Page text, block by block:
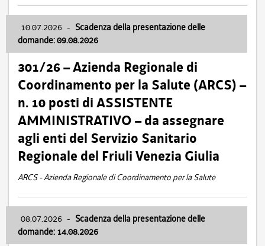
10.07.2026 - Scadenza della presentazione delle
domande: 09.08.2026
301/26 – Azienda Regionale di
Coordinamento per la Salute (ARCS) –
n. 10 posti di ASSISTENTE
AMMINISTRATIVO – da assegnare
agli enti del Servizio Sanitario
Regionale del Friuli Venezia Giulia
ARCS - Azienda Regionale di Coordinamento per la Salute
08.07.2026 - Scadenza della presentazione delle
domande: 14.08.2026